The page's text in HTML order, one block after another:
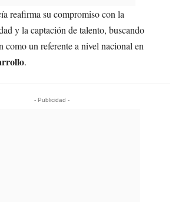
reafirma su compromiso con la
y la captación de talento, buscando
como un referente a nivel nacional en
.
- Publicidad -